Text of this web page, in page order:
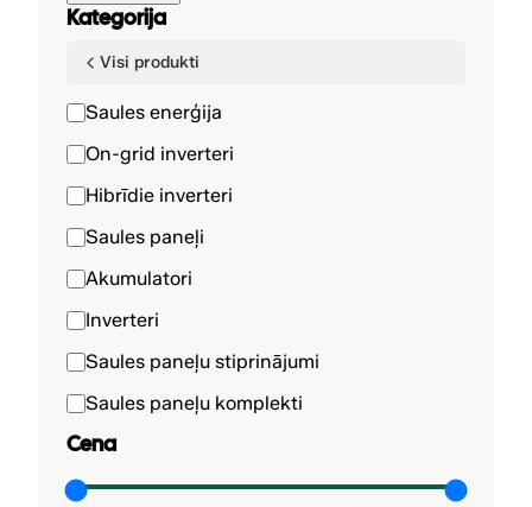
Kategorija
Visi produkti
K
a
t
e
g
o
r
i
a
Saules enerģija
On-grid inverteri
Hibrīdie inverteri
Saules paneļi
Akumulatori
Inverteri
Saules paneļu stiprinājumi
Saules paneļu komplekti
Cena